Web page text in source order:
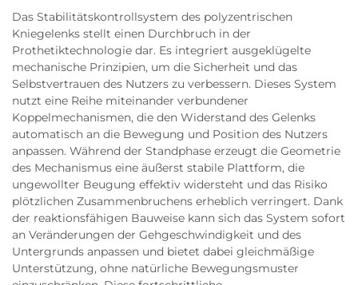
Das Stabilitätskontrollsystem des polyzentrischen
Kniegelenks stellt einen Durchbruch in der
Prothetiktechnologie dar. Es integriert ausgeklügelte
mechanische Prinzipien, um die Sicherheit und das
Selbstvertrauen des Nutzers zu verbessern. Dieses System
nutzt eine Reihe miteinander verbundener
Koppelmechanismen, die den Widerstand des Gelenks
automatisch an die Bewegung und Position des Nutzers
anpassen. Während der Standphase erzeugt die Geometrie
des Mechanismus eine äußerst stabile Plattform, die
ungewollter Beugung effektiv widersteht und das Risiko
plötzlichen Zusammenbruchens erheblich verringert. Dank
der reaktionsfähigen Bauweise kann sich das System sofort
an Veränderungen der Gehgeschwindigkeit und des
Untergrunds anpassen und bietet dabei gleichmäßige
Unterstützung, ohne natürliche Bewegungsmuster